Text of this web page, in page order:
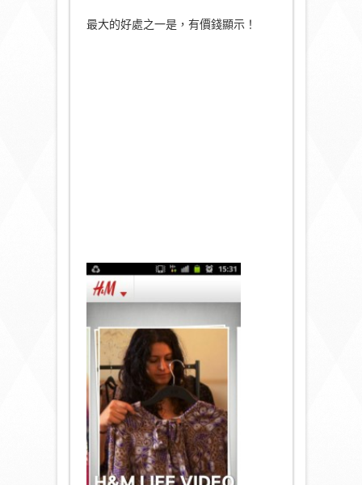
最大的好處之一是，有價錢顯示！